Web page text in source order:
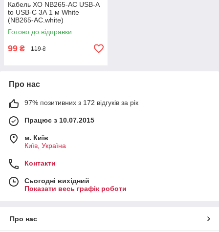
Кабель XO NB265-AC USB-A
to USB-C 3А 1 м White
(NB265-AC.white)
Готово до відправки
99 ₴ 119 ₴
Про нас
97% позитивних з 172 відгуків за рік
Працює з 10.07.2015
м. Київ
Київ, Україна
Контакти
Сьогодні вихідний
Показати весь графік роботи
Про нас